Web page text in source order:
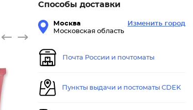
Способы доставки
Москва
Московская область
Изменить город
Почта России и почтоматы
Пункты выдачи и постоматы CDEK